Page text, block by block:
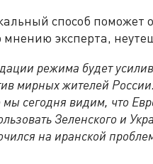
способ поможет
мнению эксперта,
режима будет
мирных жителей
сегодня видим, что
Зеленского и
на иранской